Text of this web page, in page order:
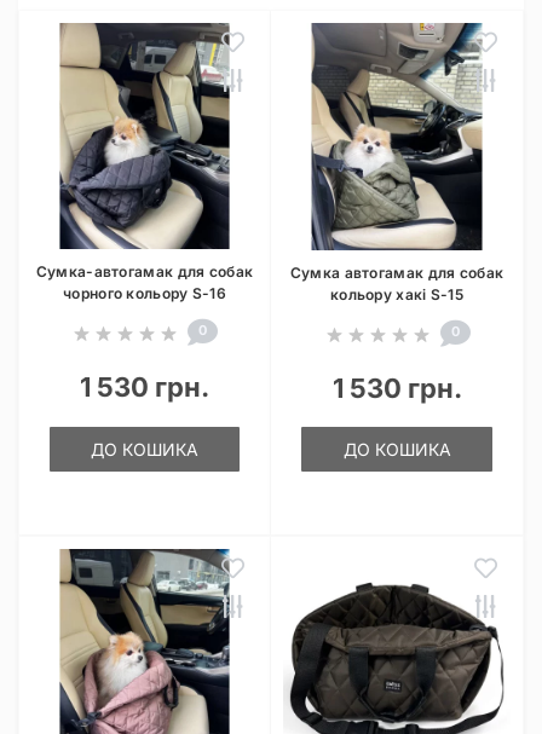
Сумка-автогамак для собак
чорного кольору S-16
0
1 530 грн.
ДО КОШИКА
Сумка автогамак для собак
кольору хакі S-15
0
1 530 грн.
ДО КОШИКА